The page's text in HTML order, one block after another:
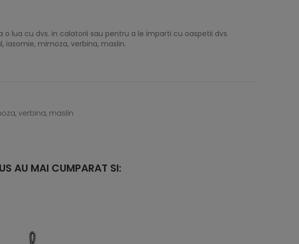
lua cu dvs. in calatorii sau pentru a le imparti cu oaspetii dvs.
mimoza, verbina, maslin.
verbina, maslin
AU MAI CUMPARAT SI: